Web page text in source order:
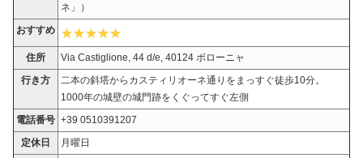
ネ」）
おすすめ
住所
Via Castiglione, 44 d/e, 40124 ボローニャ
行き方
二本の斜塔からカスティリオーネ通りをまっすぐ徒歩10分。
1000年の城壁の城門跡をくぐってすぐ左側
電話番号 +39 0510391207
定休日
月曜日